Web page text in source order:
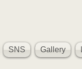
SNS Gallery